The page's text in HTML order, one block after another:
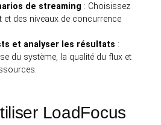
de streaming : Choisissez
et des niveaux de concurrence
et analyser les résultats :
du système, la qualité du flux et
LoadFocus